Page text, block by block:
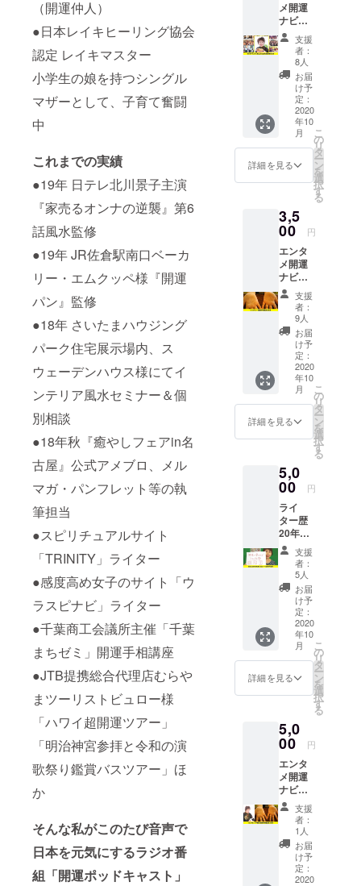
（開運仲人）
●日本レイキヒーリング協会
認定 レイキマスター
小学生の娘を持つシングル
マザーとして、子育て奮闘
中
これまでの実績
●19年 日テレ北川景子主演
『家売るオンナの逆襲』第6
話風水監修
●19年 JR佐倉駅南口ベーカ
リー・エムクッペ様『開運
パン』監修
●18年 さいたまハウジング
パーク住宅展示場内、ス
ウェーデンハウス様にてイ
ンテリア風水セミナー＆個
別相談
●18年秋『癒やしフェアin名
古屋』公式アメブロ、メル
マガ・パンフレット等の執
筆担当
●スピリチュアルサイト
「TRINITY」ライター
●感度高め女子のサイト「ウ
ラスピナビ」ライター
●千葉商工会議所主催「千葉
まちゼミ」開運手相講座
●JTB提携総合代理店むらや
まツーリストビュロー様
「ハワイ超開運ツアー」
「明治神宮参拝と令和の演
歌祭り鑑賞バスツアー」ほ
か
そんな私がこのたび音声で
日本を元気にするラジオ番
組「開運ポッドキャスト」
口ベーカ
リー「開運
パン」監
テイナーズ
株式会社所
属タレント
文化人。
メ開運
ナビ
ゲー
ターの
楠木あ
さ美の
開運
ポッド
キャス
トでお
名前を
呼ばれ
る権利
です。
「本日
は〇〇
さんの
提供で
お送り
させて
いただ
きま
す」と
番組の
最初に
お伝え
させて
いただ
きま
す。 ※
日程は
メール
だきま
す。 ※
備考欄
に呼ん
でほし
いお名
前を記
入して
くださ
い。
支援
者：
8人
お届
け予
定：
2020
年10
月
詳細を見る
こ
の
リ
タ
ー
ン
を
選
択
す
る
3,5
00 円
エンタ
メ開運
ナビ
ゲー
ターの
楠木あ
さ美の
手相鑑
定で
す。 15
分であ
なたの
運勢を
アドバ
イスし
ます。
個人差
があり
ます。
※日程は
メール
にて調
整させ
ていた
だきま
す。 ※
場所は
千葉県
佐倉市
の事務
所にな
りま
す。 ※
）での
鑑定に
なりま
す。 ※
予め両
手の写
メをご
用意下
さい。
支援
者：
9人
お届
け予
定：
2020
年10
月
詳細を見る
こ
の
リ
タ
ー
ン
を
選
択
す
る
5,0
00 円
ライ
ター歴
20年、
シナリ
オライ
ター歴
15年、
エンタ
メ開運
ナビ
ゲー
ターの
楠木あ
さ美が
あなた
のSNS
フィー
ルを作
成させ
ていた
だきま
す。 プ
ロ
フィー
ルは①
短（200
文字ま
で）②
中（500
支援
者：
5人
お届
け予
定：
2020
年10
月
詳細を見る
こ
の
リ
タ
ー
ン
を
選
択
す
る
5,0
00 円
エンタ
メ開運
ナビ
ゲー
ターの
楠木あ
さ美の
手相鑑
定で
す。 30
支援
者：
1人
お届
け予
定：
2020